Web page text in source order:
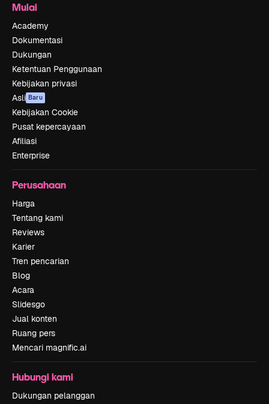
Mulai
Academy
Dokumentasi
Dukungan
Ketentuan Penggunaan
Kebijakan privasi
Asli Baru
Kebijakan Cookie
Pusat kepercayaan
Afiliasi
Enterprise
Perusahaan
Harga
Tentang kami
Reviews
Karier
Tren pencarian
Blog
Acara
Slidesgo
Jual konten
Ruang pers
Mencari magnific.ai
Hubungi kami
Dukungan pelanggan